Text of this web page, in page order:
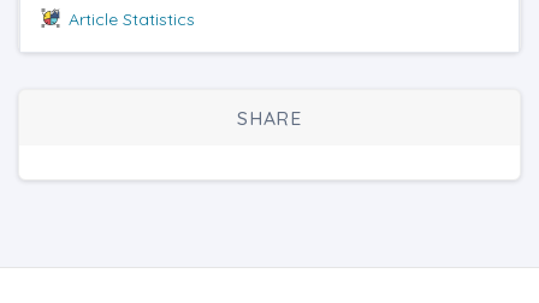
Article Statistics
SHARE